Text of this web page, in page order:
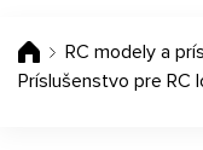
RC modely a
Príslušenstvo pre RC